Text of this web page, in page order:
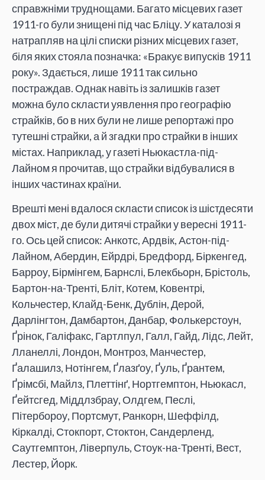
справжніми труднощами. Багато місцевих газет
1911-го були знищені під час Бліцу. У каталозі я
натрапляв на цілі списки різних місцевих газет,
біля яких стояла позначка: «Бракує випусків 1911
року». Здається, лише 1911 так сильно
постраждав. Однак навіть із залишків газет
можна було скласти уявлення про географію
страйків, бо в них були не лише репортажі про
тутешні страйки, а й згадки про страйки в інших
містах. Наприклад, у газеті Ньюкастла-під-
Лайном я прочитав, що страйки відбувалися в
інших частинах країни.
Врешті мені вдалося скласти список із шістдесяти
двох міст, де були дитячі страйки у вересні 1911-
го. Ось цей список: Анкотс, Ардвік, Астон-під-
Лайном, Абердин, Ейрдрі, Бредфорд, Біркенгед,
Барроу, Бірмінгем, Барнслі, Блекбьорн, Брістоль,
Бартон-на-Тренті, Бліт, Котем, Ковентрі,
Кольчестер, Клайд-Бенк, Дублін, Дерой,
Дарлінгтон, Дамбартон, Данбар, Фолькерстоун,
Ґрінок, Галіфакс, Гартлпул, Галл, Гайд, Лідс, Лейт,
Лланеллі, Лондон, Монтроз, Манчестер,
Ґалашилз, Нотінгем, Ґлазґоу, Ґуль, Ґрантем,
Ґрімсбі, Майлз, Плеттінґ, Нортгемптон, Ньюкасл,
Ґейтсгед, Міддлзбрау, Олдгем, Песлі,
Пітербороу, Портсмут, Ранкорн, Шеффілд,
Кіркалді, Стокпорт, Стоктон, Сандерленд,
Саутгемптон, Ліверпуль, Стоук-на-Тренті, Вест,
Лестер, Йорк.